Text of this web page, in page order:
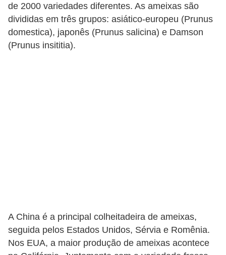
de 2000 variedades diferentes. As ameixas são
divididas em três grupos: asiático-europeu (Prunus
domestica), japonês (Prunus salicina) e Damson
(Prunus insititia).
A China é a principal colheitadeira de ameixas,
seguida pelos Estados Unidos, Sérvia e Romênia.
Nos EUA, a maior produção de ameixas acontece
v
i
d
n